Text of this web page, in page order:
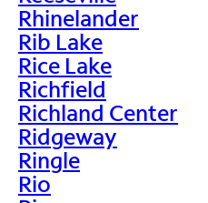
Rhinelander
Rib Lake
Rice Lake
Richfield
Richland Center
Ridgeway
Ringle
Rio